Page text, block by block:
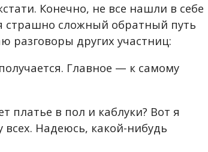
Конечно, не все нашли в себе
страшно сложный обратный путь
разговоры других участниц:
Главное — к самому
в пол и каблуки? Вот я
Надеюсь, какой-нибудь